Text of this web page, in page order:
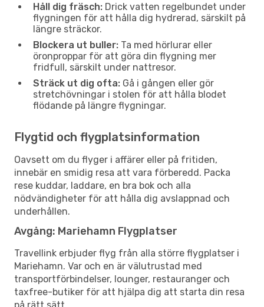
Håll dig fräsch: Drick vatten regelbundet under
flygningen för att hålla dig hydrerad, särskilt på
längre sträckor.
Blockera ut buller: Ta med hörlurar eller
öronproppar för att göra din flygning mer
fridfull, särskilt under nattresor.
Sträck ut dig ofta: Gå i gången eller gör
stretchövningar i stolen för att hålla blodet
flödande på längre flygningar.
Flygtid och flygplatsinformation
Oavsett om du flyger i affärer eller på fritiden,
innebär en smidig resa att vara förberedd. Packa
rese kuddar, laddare, en bra bok och alla
nödvändigheter för att hålla dig avslappnad och
underhållen.
Avgång: Mariehamn Flygplatser
Travellink erbjuder flyg från alla större flygplatser i
Mariehamn. Var och en är välutrustad med
transportförbindelser, lounger, restauranger och
taxfree-butiker för att hjälpa dig att starta din resa